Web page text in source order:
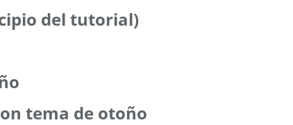
del tutorial)
tema de otoño